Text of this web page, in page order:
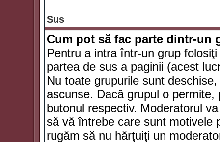
Sus
Cum pot să fac parte dintr-un
Pentru a intra într-un grup
partea de sus a paginii (acest
Nu toate grupurile sunt
ascunse. Dacă grupul o
butonul respectiv. Moderatorul
să vă întrebe care sunt motivele
rugăm să nu hărţuiţi un